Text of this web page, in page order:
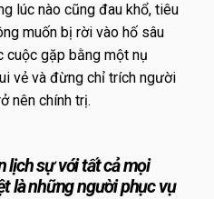
lúc nào cũng đau khổ, tiêu
muốn bị rời vào hố sâu
cuộc gặp bằng một nụ
vẻ và đừng chỉ trích người
nên chính trị.
lịch sự với tất cả mọi
là những người phục vụ